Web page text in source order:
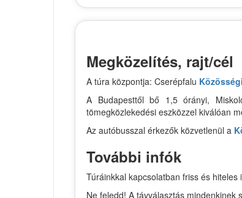
Megközelítés, rajt/cél
A túra központja: Cserépfalu
A Budapesttől bő 1,5 órányi,
tömegközlekedési eszközzel kiválóan
Az autóbusszal érkezők közvetlenül a
További infók
Túráinkkal kapcsolatban friss és
Ne feledd! A távválasztás